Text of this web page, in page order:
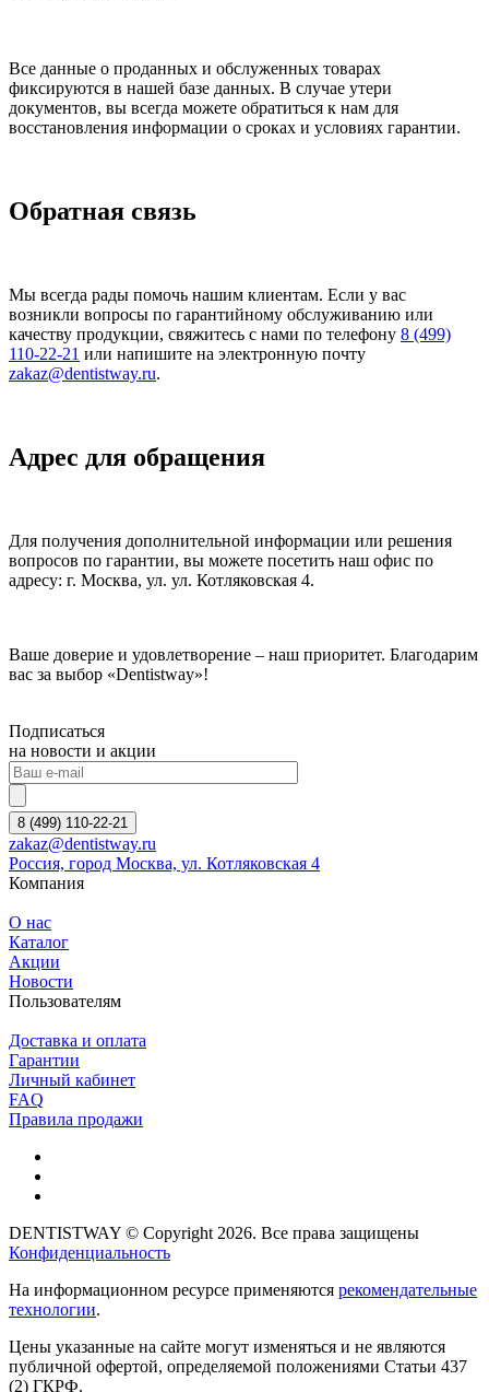
Все данные о проданных и обслуженных товарах
фиксируются в нашей базе данных. В случае утери
документов, вы всегда можете обратиться к нам для
восстановления информации о сроках и условиях гарантии.
Обратная связь
Мы всегда рады помочь нашим клиентам. Если у вас
возникли вопросы по гарантийному обслуживанию или
качеству продукции, свяжитесь с нами по телефону 8 (499)
110-22-21 или напишите на электронную почту
zakaz@dentistway.ru.
Адрес для обращения
Для получения дополнительной информации или решения
вопросов по гарантии, вы можете посетить наш офис по
адресу: г. Москва, ул. ул. Котляковская 4⁠.
Ваше доверие и удовлетворение – наш приоритет. Благодарим
вас за выбор «Dentistway»!
Подписаться
на новости и акции
8 (499) 110-22-21
zakaz@dentistway.ru
Россия, город Москва, ул. Котляковская 4
Компания
О нас
Каталог
Акции
Новости
Пользователям
Доставка и оплата
Гарантии
Личный кабинет
FAQ
Правила продажи
DENTISTWAY © Copyright 2026. Все права защищены
Конфиденциальность
На информационном ресурсе применяются рекомендательные
технологии.
Цены указанные на сайте могут изменяться и не являются
публичной офертой, определяемой положениями Статьи 437
(2) ГКРФ.